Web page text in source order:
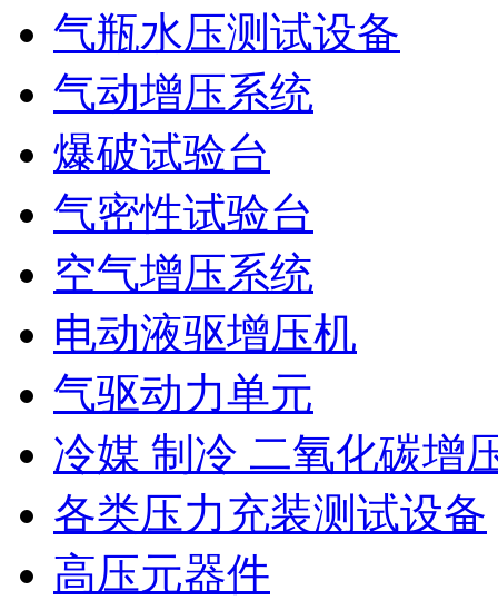
气瓶水压测试设备
气动增压系统
爆破试验台
气密性试验台
空气增压系统
电动液驱增压机
气驱动力单元
冷媒 制冷 二氧化碳增
各类压力充装测试设备
高压元器件